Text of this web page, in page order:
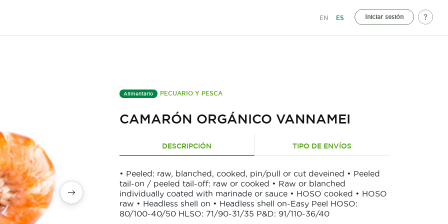
EN ES Iniciar sesión
Alimentario PECUARIO Y PESCA
CAMARÓN ORGÁNICO VANNAMEI
DESCRIPCIÓN TIPO DE ENVÍOS
• Peeled: raw, blanched, cooked, pin/pull or cut deveined • Peeled
tail-on / peeled tail-off: raw or cooked • Raw or blanched
individually coated with marinade or sauce • HOSO cooked • HOSO
raw • Headless shell on • Headless shell on-Easy Peel HOSO:
80/100-40/50 HLSO: 71/90-31/35 P&D: 91/110-36/40